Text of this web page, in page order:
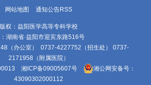
网站地图 通知公告RSS
版权：益阳医学高等专科学校
湖南省·益阳市迎宾东路516号
（办公室） 0737-4227752（招生处） 0737-
2171958（附属医院）
湘ICP备09005607号
湘公网安备号：
43090302000112